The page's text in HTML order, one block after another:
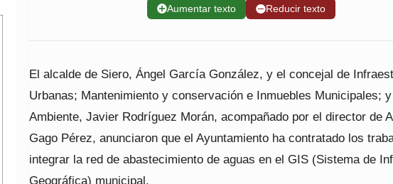
➕Aumentar texto ➖Reducir texto
El alcalde de Siero, Ángel García González, y el concejal de
Urbanas; Mantenimiento y conservación e Inmuebles Municipales;
Ambiente, Javier Rodríguez Morán, acompañado por el director de
Gago Pérez, anunciaron que el Ayuntamiento ha contratado los
integrar la red de abastecimiento de aguas en el GIS (Sistema de
Geográfica) municipal.